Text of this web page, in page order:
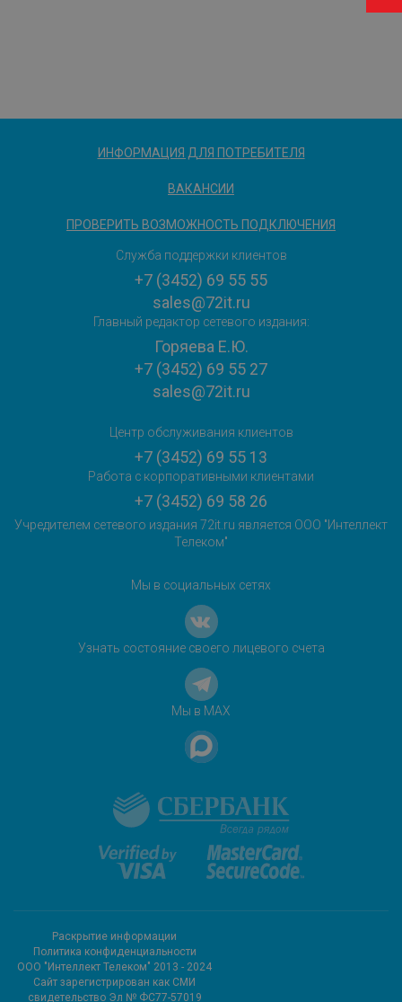
ИНФОРМАЦИЯ ДЛЯ ПОТРЕБИТЕЛЯ
ВАКАНСИИ
ПРОВЕРИТЬ ВОЗМОЖНОСТЬ ПОДКЛЮЧЕНИЯ
Служба поддержки клиентов
+7 (3452) 69 55 55
sales@72it.ru
Главный редактор сетевого издания:
Горяева Е.Ю.
+7 (3452) 69 55 27
sales@72it.ru
Центр обслуживания клиентов
+7 (3452) 69 55 13
Работа с корпоративными клиентами
+7 (3452) 69 58 26
Учредителем сетевого издания 72it.ru является ООО "Интеллект
Телеком"
Мы в социальных сетях
Узнать состояние своего лицевого счета
Мы в MAX
Раскрытие информации
Политика конфиденциальности
ООО "Интеллект Телеком" 2013 - 2024
Cайт зарегистрирован как СМИ
свидетельство Эл № ФС77-57019